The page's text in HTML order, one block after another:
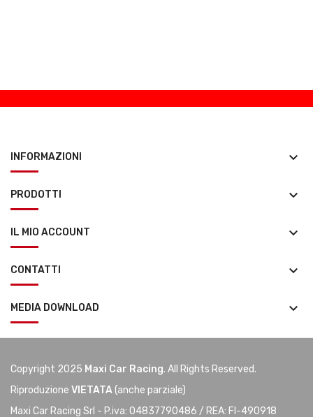
INFORMAZIONI keyboard_arrow_down
PRODOTTI keyboard_arrow_down
IL MIO ACCOUNT keyboard_arrow_down
CONTATTI keyboard_arrow_down
MEDIA DOWNLOAD keyboard_arrow_down
Copyright 2025 Maxi Car Racing. All Rights Reserved.
Riproduzione VIETATA(anche parziale)
Maxi Car Racing Srl - P.iva: 04837790486 / REA: FI-490918